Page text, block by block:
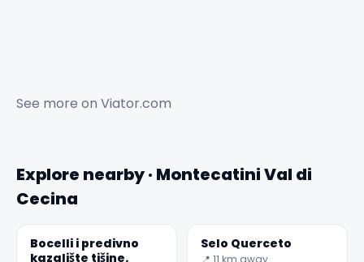
See more on Viator.com
Explore nearby · Montecatini Val di
Cecina
Bocelli i predivno
kazalište tišine.
Selo Querceto
📍 11 km away